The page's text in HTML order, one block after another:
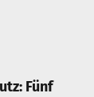
Fünf